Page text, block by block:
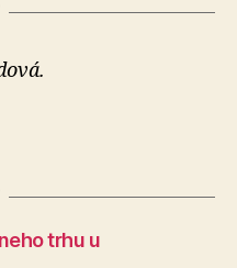
trhu u